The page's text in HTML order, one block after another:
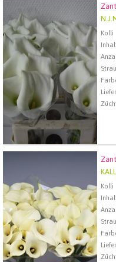
Kolli
Zant Crystal Blush
Wählen Sie zuerst ein
Kolli
Wählen Sie zuerst